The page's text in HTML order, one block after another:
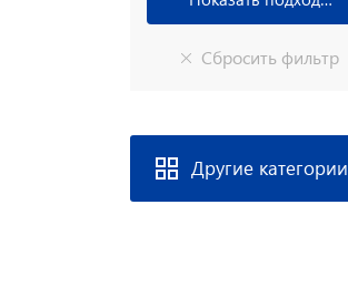
Другие категории